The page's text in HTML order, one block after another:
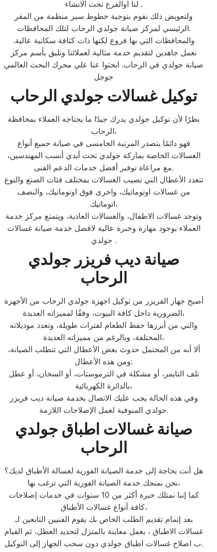
لنا اوالفرع تحت الانشاء .
ولتعويض ذلك نقوم بتوجية خطوط سير منظمة من المقر
الرئيسي لمركز صيانة جولدي الرحاب لتلك المحافظات.
والمحافظات التي بها فروع لكنها ذات كثافة سكانية عالية.
نعمل جاهدين لتقديم خدمة مثالية لعملائنا وتليق بأسم مركز
صيانة جولدي في الرحاب. ابحثوا عنا علي محرك البحث العالمي
جوجل
توكيل غسالات جولدي الرحاب
نظرًا لأن توكيل جولدي يدرك جيدًا ما يحتاجه العملاء بمحافظة
الرحاب،
فهو دائمًا يتصدر المرتبة الخامسى في صيانة جميع أنواع
الغسالات الخاصة بماركة جولدي تحت أيدي أنسب المهندسين،
مع مراعاة توفير أفضل خدمات الدعم الفنى.
تتعدد الأعطال التي تصيب الغسالات بمختلف فئات الصنع والنوع
من غسالات اوتوماتيك، واخرى فوق اوتوماتيك، والنصف
اتوماتيك،
وتوجد غسالات الاطفال، والغسالات العادية، ويتمتع مركز خدمة
العملاء بوجود مهارة وخبرة عالية لافضل خدمة صيانة غسالات
جولدي .
صيانة ديب فريزر جولدي
الرحاب
أصبح جهاز الفريزر من توكيل اجهزة جولدي الرحاب من الأجهزة
الضرورية داخل كافة البيوت، وفقًا لمميزاته العديدة،
والتي من أبرزها حفظ الطعام لفترات طويلة، وتعدد موديلاته
المختلفة، وبالرغم من مميزاته العديدة،
ألا أنه من المحتمل حدوث بعض الأعطال التي تتطلب الصيانة،
ومن هذه الأعطال:
تلف التايمر، أو مشكلة في الترموستات، أو السخان، أو عطل
بالدائرة الكهربائية،
وفي هذه الحالة يجب عليك الاتصال بخدمة صيانة ديب فريزر
جولدي المنوفية لعمل الإصلاحات اللازمة.
صيانة غسالات اطباق جولدي
الرحاب
هل أنت بحاجة إلى خدمة الصيانة الفورية لغسالة الأطباق لديك؟
نحن نمنحك خدمة الصيانة الفورية التي ترغب بها،
كما إننا نمتلك خبرة أكثر من 10 سنوات في خدمات إصلاحات
كافة أنواع غسالات الأطباق،
بعد إتمام تقديم الطلب الخاص بك يقوم الفنيين التابعين لـ
غسالات الاطباق ، بعمل معاينة بالمنزل لتحديد العطل، ثم القيام
ب اصلاح غسالات اطباق جولدي دون سحب الجهاز إلى التوكيل.